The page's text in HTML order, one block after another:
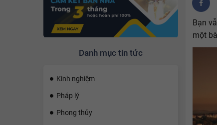
Danh mục tin tức
Kinh nghiệm
Pháp lý
Phong thủy
Bạn
một